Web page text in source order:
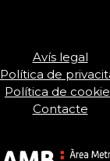
Avís legal
Política de
Política de
Contacte